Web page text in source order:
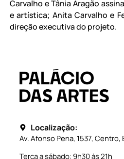
Carvalho e Tânia Aragão
e artística; Anita Carvalho e
direção executiva do projeto.
Localização:
Av. Afonso Pena, 1537,
Terça a sábado: 9h30 às 21h